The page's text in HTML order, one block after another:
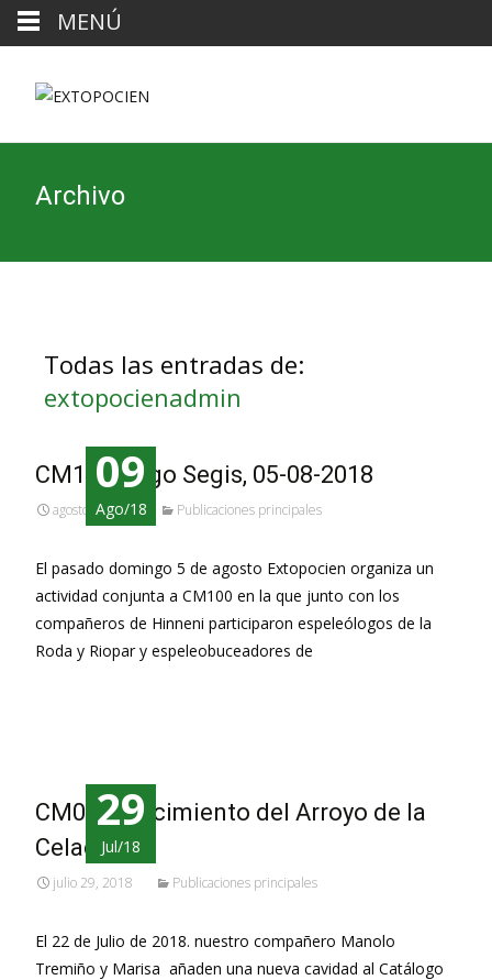
Archivo
Todas las entradas de:
extopocienadmin
09
Ago/18
CM100, Lago Segis, 05-08-2018
agosto 9, 2018 Publicaciones principales
El pasado domingo 5 de agosto Extopocien organiza un
actividad conjunta a CM100 en la que junto con los
compañeros de Hinneni participaron espeleólogos de la
Roda y Riopar y espeleobuceadores de
29
Jul/18
CM072, Nacimiento del Arroyo de la
Celadilla.
julio 29, 2018 Publicaciones principales
El 22 de Julio de 2018. nuestro compañero Manolo
Tremiño y Marisa añaden una nueva cavidad al Catálogo
MENÚ